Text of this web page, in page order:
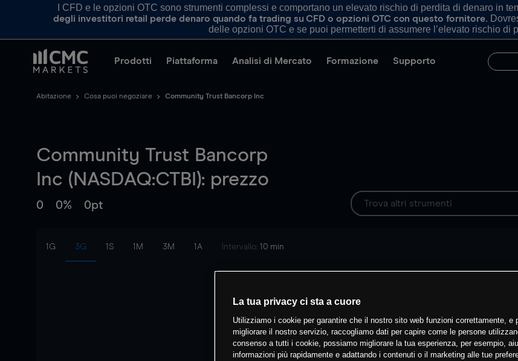
I CFD e le opzioni OTC sono strumenti complessi e comportano un elevato rischio di perdita di denaro in
degli investitori retail perde denaro quando fa trading su CFD o opzioni OTC con questo fornitore.
delle opzioni OTC e se puoi permetterti di assumere l’elevato rischio di
Prodotti Piattaforma Analisi di Mercato Formazione Supporto
Abitazione Cosa puoi negoziare Community Trust Bancorp Inc
Community Trust Bancorp
Inc (NASDAQ:CTBI): prezzo
0 0% 0pt
1G 3G 1S 1M 3M 1A Intervallo: 10 min
La tua privacy ci sta a cuore
Utilizziamo i cookie per garantire che il nostro sito web funzioni correttamente, e
migliorare il nostro servizio, raccogliamo dati per capire come le persone
consenso a tutti i cookie, possiamo migliorare la tua esperienza, per esempio,
informazioni più rapidamente e adattando i contenuti o il marketing alle tue